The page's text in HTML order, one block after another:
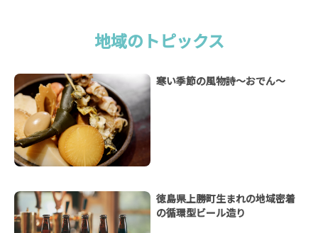
地域のトピックス
寒い季節の風物詩～おでん～
徳島県上勝町生まれの地域密着
の循環型ビール造り